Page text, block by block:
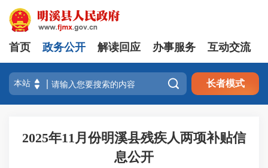
首页 政务公开 解读回应 办事服务 互动交流
 长者模式
2025年11月份明溪县残疾人两项补贴信
息公开